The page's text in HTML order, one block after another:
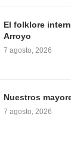
El folklore
Arroyo
7 agosto, 2026
Nuestros
7 agosto, 2026